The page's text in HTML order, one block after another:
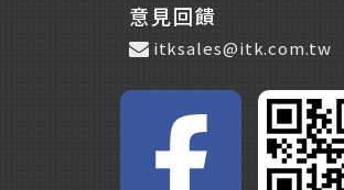
意見回饋
itksales@itk.com.tw